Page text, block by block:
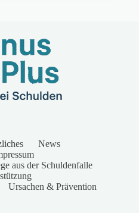
News
aus der Schuldenfalle
Ursachen & Prävention